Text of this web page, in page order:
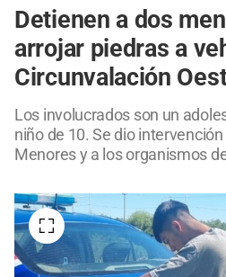
Detienen a dos
arrojar piedras a
Circunvalación
Los involucrados son un
niño de 10. Se dio
Menores y a los organismos